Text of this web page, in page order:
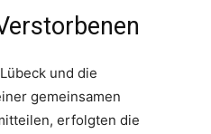
und die
gemeinsamen
erfolgten die